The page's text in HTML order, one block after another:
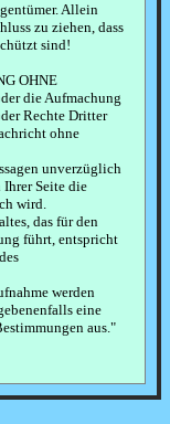
Allein
zu ziehen, dass
sind!
OHNE
die Aufmachung
Rechte Dritter
ohne
unverzüglich
Seite die
wird.
das für den
führt, entspricht
werden
eine
aus."